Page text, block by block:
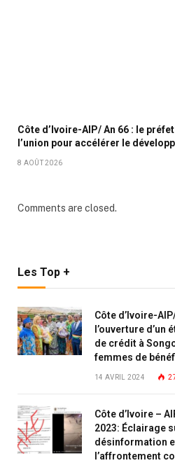
Côte d’Ivoire-AIP/ An 66 : le
l’union pour accélérer le
8 AOÛT 2026
Comments are closed.
Les Top +
Côte d’Ivoire-
l’ouverture d’un
de crédit à
femmes de
14 AVRIL 2024
Côte d’Ivoire –
2023: Éclairage
désinformation
l’affrontement